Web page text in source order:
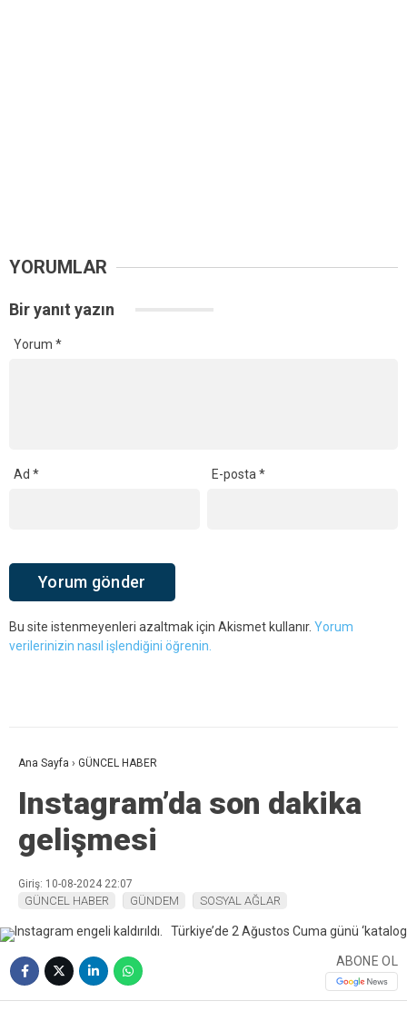
YORUMLAR
Bir yanıt yazın
Yorum *
Ad * E-posta*
Bu site istenmeyenleri azaltmak için Akismet kullanır. Yorum
verilerinizin nasıl işlendiğini öğrenin.
Ana Sayfa › GÜNCEL HABER
Instagram’da son dakika
gelişmesi
Giriş: 10-08-2024 22:07
GÜNCEL HABER GÜNDEM SOSYAL AĞLAR
ABONE OL